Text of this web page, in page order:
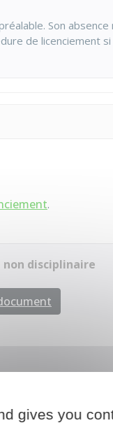
Son absence
de licenciement
.
disciplinaire
gives you